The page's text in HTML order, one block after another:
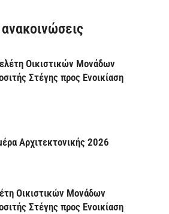
Οικιστικών Μονάδων
Στέγης προς Ενοικίαση
Αρχιτεκτονικής 2026
Οικιστικών Μονάδων
Στέγης προς Ενοικίαση